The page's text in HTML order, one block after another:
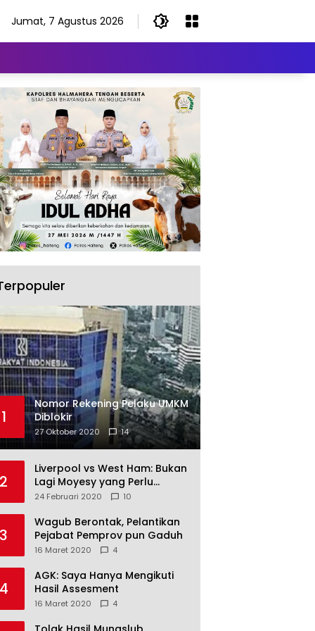
Jumat, 7 Agustus 2026
1
Nomor Rekening Pelaku UMKM
Diblokir
27 Oktober 2020 14
2
Liverpool vs West Ham: Bukan
Lagi Moyesy yang Perlu
Ditakuti
24 Februari 2020 10
3
Wagub Berontak, Pelantikan
Pejabat Pemprov pun Gaduh
16 Maret 2020 4
4
AGK: Saya Hanya Mengikuti
Hasil Assesment
16 Maret 2020 4